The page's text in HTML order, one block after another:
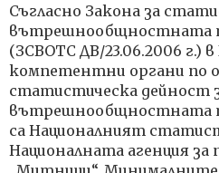
Съгласно Закона за
вътрешнообщностната
(ЗСВОТС ДВ/23.06.2006 г.)
компетентни органи по
статистическа дейност
вътрешнообщностната
са Националният
Националната агенция за